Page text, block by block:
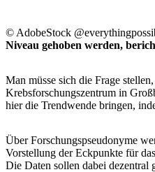
© AdobeStock
Niveau gehoben werden,
Man müsse sich die Frage
Krebsforschungszentrum in
hier die Trendwende bringen,
Über Forschungspseudonyme
Vorstellung der Eckpunkte für
Die Daten sollen dabei dezentral